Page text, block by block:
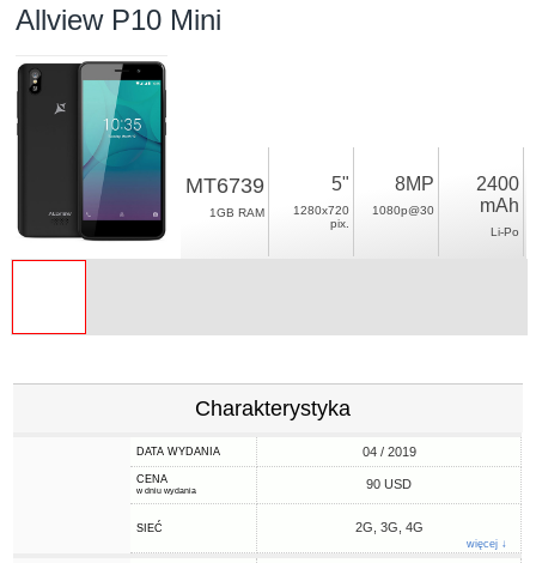
Allview P10 Mini
MT6739
1GB RAM
5"
1280x720
pix.
8MP
1080p@30
2400
mAh
Li-Po
Charakterystyka
DATA WYDANIA 04 / 2019
CENA
w dniu wydania 90 USD
SIEĆ 2G, 3G, 4G
więcej ↓